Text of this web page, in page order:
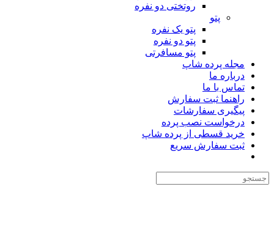
روتختی دو نفره
پتو
پتو یک نفره
پتو دو نفره
پتو مسافرتی
مجله پرده شاپ
درباره ما
تماس با ما
راهنما ثبت سفارش
پیگیری سفارشات
درخواست نصب پرده
خرید قسطی از پرده شاپ
ثبت سفارش سریع